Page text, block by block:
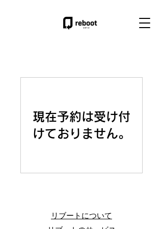
現在予約は受け付
けておりません。
リブートについて